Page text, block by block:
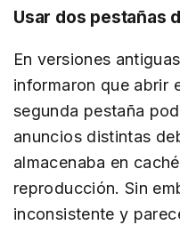
Usar dos pestañas
En versiones
informaron que abrir
segunda pestaña
anuncios distintas
almacenaba en
reproducción. Sin
inconsistente y